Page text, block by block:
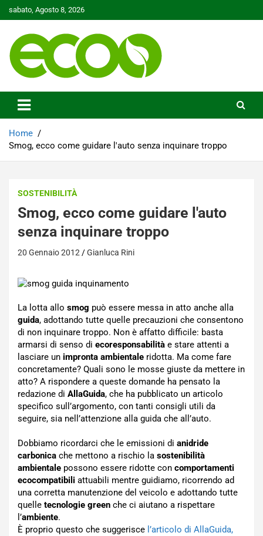
to
sabato, Agosto 8, 2026
Ecoo.it
Home
Smog, ecco come guidare l'auto senza inquinare troppo
SOSTENIBILITÀ
Smog, ecco come guidare l'auto
senza inquinare troppo
20 Gennaio 2012 Gianluca Rini
La lotta allo smog può essere messa in atto anche alla
guida, adottando tutte quelle precauzioni che consentono
di non inquinare troppo. Non è affatto difficile: basta
armarsi di senso di ecoresponsabilità e stare attenti a
lasciare un impronta ambientale ridotta. Ma come fare
concretamente? Quali sono le mosse giuste da mettere in
atto? A rispondere a queste domande ha pensato la
redazione di AllaGuida, che ha pubblicato un articolo
specifico sull’argomento, con tanti consigli utili da
seguire, sia nell’attenzione alla guida che all’auto.
Dobbiamo ricordarci che le emissioni di anidride
carbonica che mettono a rischio la sostenibilità
ambientale possono essere ridotte con comportamenti
ecocompatibili attuabili mentre guidiamo, ricorrendo ad
una corretta manutenzione del veicolo e adottando tutte
quelle tecnologie green che ci aiutano a rispettare
l’ambiente.
È proprio questo che suggerisce l’articolo di AllaGuida,